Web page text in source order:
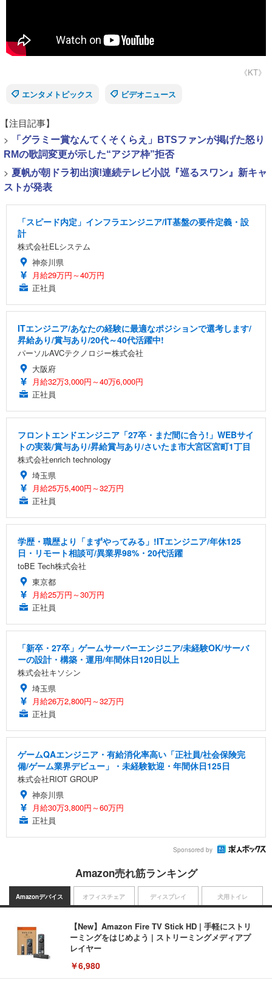
《KT》
エンタメトピックス
ビデオニュース
【注目記事】
>
「グラミー賞なんてくそくらえ」BTSファンが掲げた怒り
RMの歌詞変更が示した“アジア枠”拒否
> 夏帆が朝ドラ初出演!連続テレビ小説『巡るスワン』新キャ
ストが発表
「スピード内定」インフラエンジニア/IT基盤の要件定義・設
計
株式会社ELシステム
神奈川県
月給29万円～40万円
正社員
ITエンジニア/あなたの経験に最適なポジションで選考します/
昇給あり/賞与あり/20代～40代活躍中!
パーソルAVCテクノロジー株式会社
大阪府
月給32万3,000円～40万6,000円
正社員
フロントエンドエンジニア「27卒・まだ間に合う!」WEBサイ
トの実装/賞与あり/昇給賞与あり/さいたま市大宮区宮町1丁目
株式会社enrich technology
埼玉県
月給25万5,400円～32万円
正社員
学歴・職歴より「まずやってみる」!ITエンジニア/年休125
日・リモート相談可/異業界98%・20代活躍
toBE Tech株式会社
東京都
月給25万円～30万円
正社員
「新卒・27卒」ゲームサーバーエンジニア/未経験OK/サーバ
ーの設計・構築・運用/年間休日120日以上
株式会社キソシン
埼玉県
月給26万2,800円～32万円
正社員
ゲームQAエンジニア・有給消化率高い「正社員/社会保険完
備/ゲーム業界デビュー」・未経験歓迎・年間休日125日
株式会社RIOT GROUP
神奈川県
月給30万3,800円～60万円
正社員
Sponsored by
Amazon売れ筋ランキング
Amazonデバイス
【New】Amazon Fire TV Stick HD | 手軽にストリ
ーミングをはじめよう | ストリーミングメディアプ
レイヤー
￥6,980
オフィスチェア ディスプレイ 犬用トイレ